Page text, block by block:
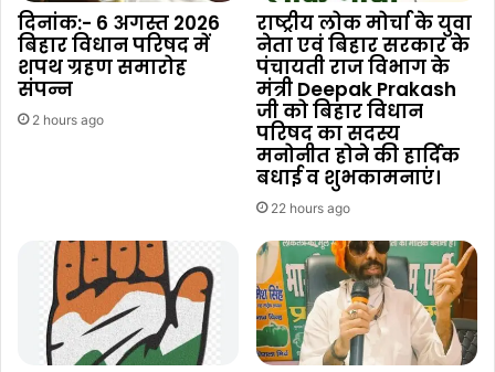
दिनांक:- 6 अगस्त 2026
बिहार विधान परिषद में
शपथ ग्रहण समारोह
संपन्न
2 hours ago
राष्ट्रीय लोक मोर्चा के युवा
नेता एवं बिहार सरकार के
पंचायती राज विभाग के
मंत्री Deepak Prakash
जी को बिहार विधान
परिषद का सदस्य
मनोनीत होने की हार्दिक
बधाई व शुभकामनाएं।
22 hours ago